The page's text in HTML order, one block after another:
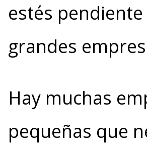
estés pendiente
grandes
Hay muchas
pequeñas que